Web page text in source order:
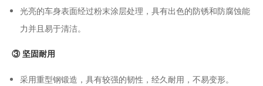
光亮的车身表面经过粉末涂层处理，具有出色的防锈和防腐蚀能
力并且易于清洁。
③ 坚固耐用
采用重型钢锻造，具有较强的韧性，经久耐用，不易变形。